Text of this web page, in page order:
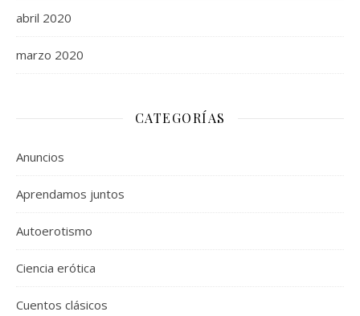
abril 2020
marzo 2020
CATEGORÍAS
Anuncios
Aprendamos juntos
Autoerotismo
Ciencia erótica
Cuentos clásicos